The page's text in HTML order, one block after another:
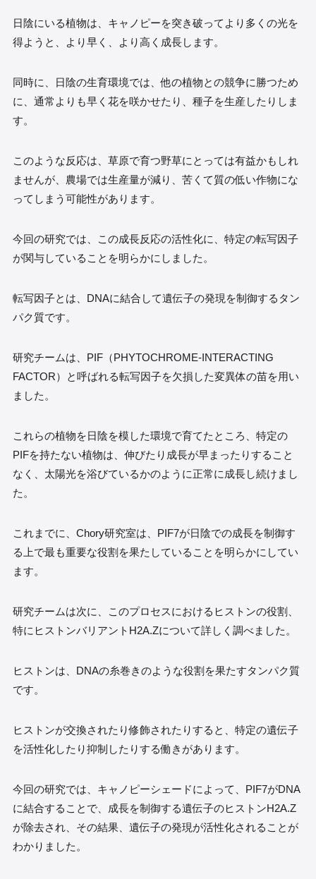
日陰にいる植物は、キャノピーを突き破ってより多くの光を
得ようと、より早く、より高く成長します。
同時に、日陰の生育環境では、他の植物との競争に勝つため
に、通常よりも早く花を咲かせたり、種子を生産したりしま
す。
このような反応は、草原で育つ野草にとっては有益かもしれ
ませんが、農場では生産量が減り、苦くて質の低い作物にな
ってしまう可能性があります。
今回の研究では、この成長反応の活性化に、特定の転写因子
が関与していることを明らかにしました。
転写因子とは、DNAに結合して遺伝子の発現を制御するタン
パク質です。
研究チームは、PIF（PHYTOCHROME-INTERACTING
FACTOR）と呼ばれる転写因子を欠損した変異体の苗を用い
ました。
これらの植物を日陰を模した環境で育てたところ、特定の
PIFを持たない植物は、伸びたり成長が早まったりすること
なく、太陽光を浴びているかのように正常に成長し続けまし
た。
これまでに、Chory研究室は、PIF7が日陰での成長を制御す
る上で最も重要な役割を果たしていることを明らかにしてい
ます。
研究チームは次に、このプロセスにおけるヒストンの役割、
特にヒストンバリアントH2A.Zについて詳しく調べました。
ヒストンは、DNAの糸巻きのような役割を果たすタンパク質
です。
ヒストンが交換されたり修飾されたりすると、特定の遺伝子
を活性化したり抑制したりする働きがあります。
今回の研究では、キャノピーシェードによって、PIF7がDNA
に結合することで、成長を制御する遺伝子のヒストンH2A.Z
が除去され、その結果、遺伝子の発現が活性化されることが
わかりました。